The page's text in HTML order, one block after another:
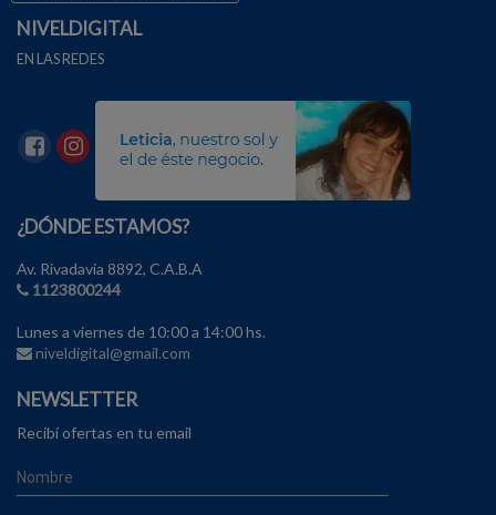
NIVELDIGITAL
EN LAS REDES
¿DÓNDE ESTAMOS?
Av. Rivadavia 8892, C.A.B.A
1123800244
Lunes a viernes de 10:00 a 14:00 hs.
niveldigital@gmail.com
NEWSLETTER
Recibí ofertas en tu email